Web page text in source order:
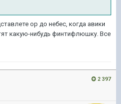
ор до небес, когда авики
какую-нибудь финтифлюшку. Все
2 397